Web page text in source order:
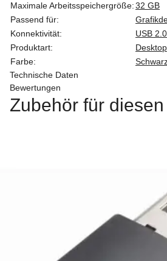
Maximale Arbeitsspeichergröße:32 GB
Passend für:
Konnektivität:
USB 2.0
Produktart:
Desktop
Farbe:
Technische Daten
Bewertungen
Zubehör für diesen